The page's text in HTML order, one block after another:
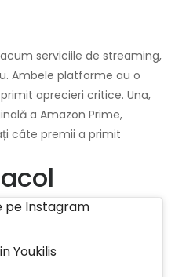
serviciile de streaming,
Ambele platforme au o
aprecieri critice. Una,
a Amazon Prime,
câte premii a primit
pe Instagram
Youkilis